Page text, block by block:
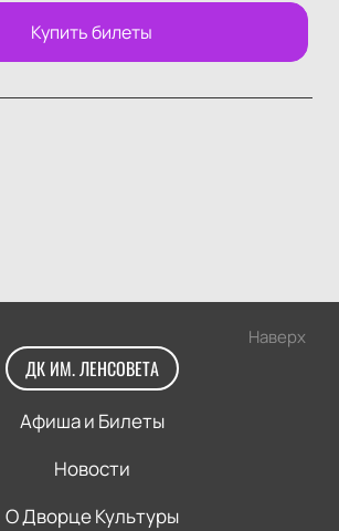
Купить билеты
Наверх
ДК ИМ. ЛЕНСОВЕТА
Афиша и Билеты
Новости
О Дворце Культуры